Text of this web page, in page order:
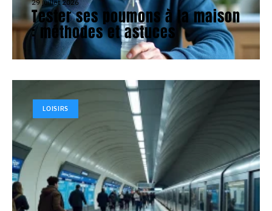
29 juillet 2026
Tester ses poumons à la maison
: méthodes et astuces
LOISIRS